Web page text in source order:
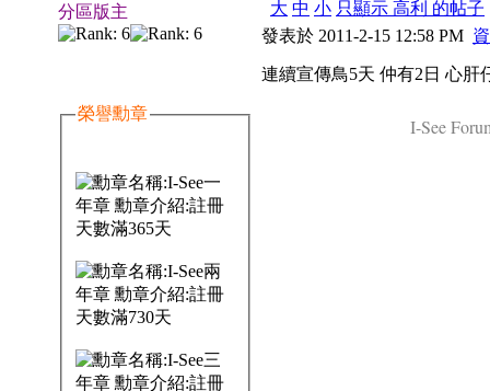
分區版主
榮譽勳章
大 中 小 只顯示 高利 的帖子
發表於 2011-2-15 12:58 PM
連續宣傳鳥5天 仲有2日 心肝
I-See